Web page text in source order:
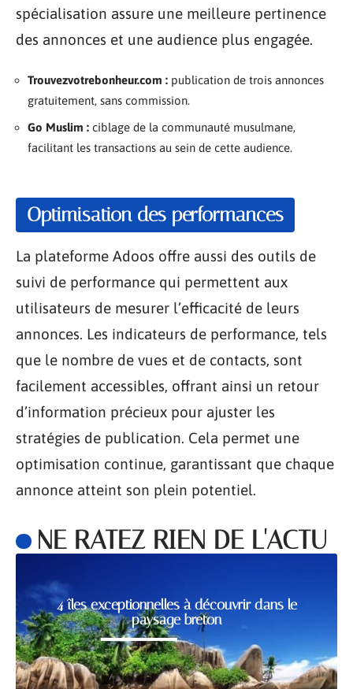
spécialisation assure une meilleure pertinence
des annonces et une audience plus engagée.
Trouvezvotrebonheur.com : publication de trois annonces
gratuitement, sans commission.
Go Muslim : ciblage de la communauté musulmane,
facilitant les transactions au sein de cette audience.
Optimisation des performances
La plateforme Adoos offre aussi des outils de
suivi de performance qui permettent aux
utilisateurs de mesurer l’efficacité de leurs
annonces. Les indicateurs de performance, tels
que le nombre de vues et de contacts, sont
facilement accessibles, offrant ainsi un retour
d’information précieux pour ajuster les
stratégies de publication. Cela permet une
optimisation continue, garantissant que chaque
annonce atteint son plein potentiel.
NE RATEZ RIEN DE L'ACTU
4 îles exceptionnelles à découvrir dans le
paysage breton